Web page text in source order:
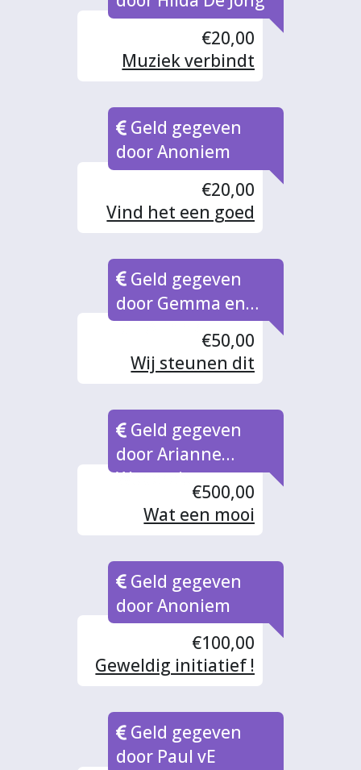
€20,00
Muziek verbindt
Geld gegeven
door Anoniem
€20,00
Vind het een goed
Geld gegeven
door Gemma en
Jan Alfrink
€50,00
Wij steunen dit
graag, Gemma en
Jan Alfrink
Geld gegeven
door Arianne
Wopereis
€500,00
Wat een mooi
fantastisch!
Geld gegeven
door Anoniem
€100,00
Geweldig initiatief !
Geld gegeven
door Paul vE